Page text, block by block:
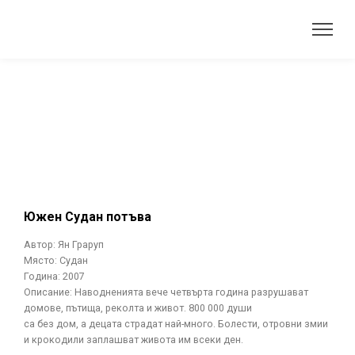
Южен Судан потъва
Автор: Ян Граруп
Място: Судан
Година: 2007
Описание: Наводненията вече четвърта година разрушават
домове, пътища, реколта и живот. 800 000 души
са без дом, а децата страдат най-много. Болести, отровни змии
и крокодили заплашват живота им всеки ден.